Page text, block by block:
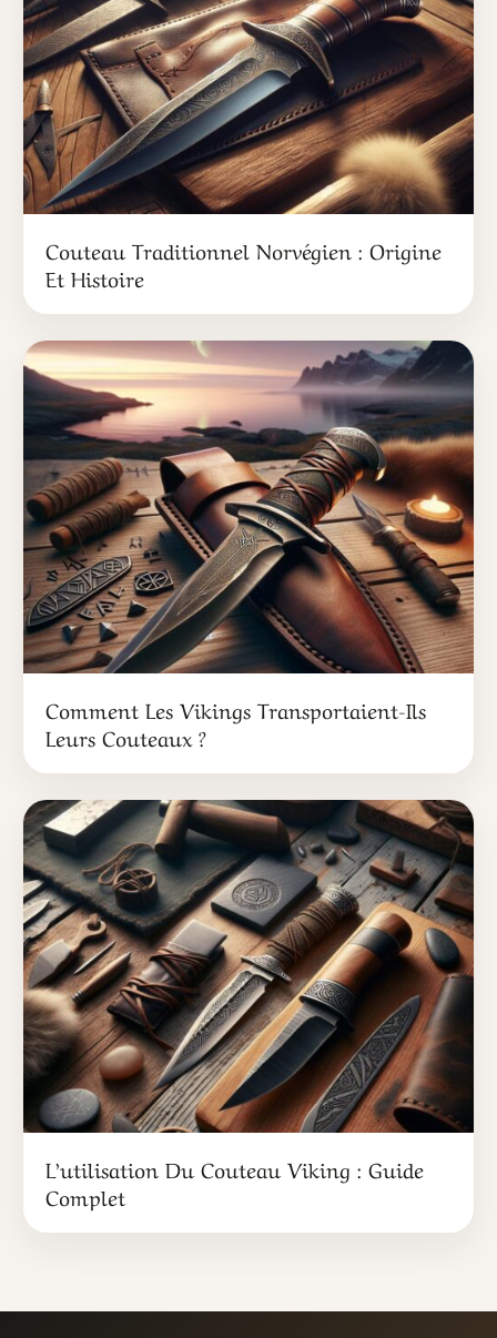
Couteau Traditionnel Norvégien : Origine
Et Histoire
Comment Les Vikings Transportaient-Ils
Leurs Couteaux ?
L’utilisation Du Couteau Viking : Guide
Complet